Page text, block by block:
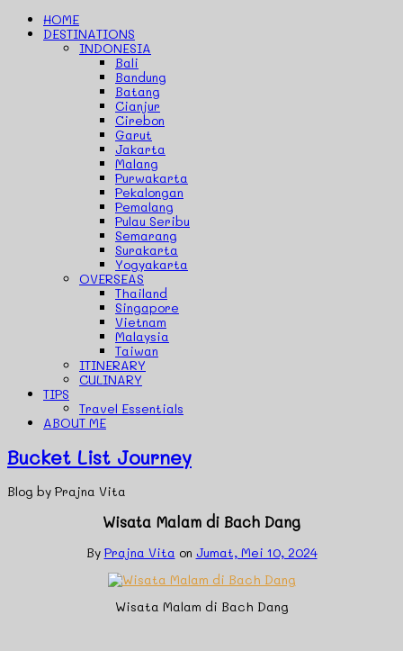
HOME
DESTINATIONS
INDONESIA
Bali
Bandung
Batang
Cianjur
Cirebon
Garut
Jakarta
Malang
Purwakarta
Pekalongan
Pemalang
Pulau Seribu
Semarang
Surakarta
Yogyakarta
OVERSEAS
Thailand
Singapore
Vietnam
Malaysia
Taiwan
ITINERARY
CULINARY
TIPS
Travel Essentials
ABOUT ME
Bucket List Journey
Blog by Prajna Vita
Wisata Malam di Bach Dang
By Prajna Vita on Jumat, Mei 10, 2024
Wisata Malam di Bach Dang